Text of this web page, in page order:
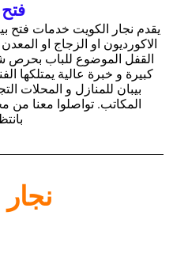
فتح
يقدم نجار الكويت خدمات فتح
الاكورديون او الزجاج او
القفل الموضوع للباب
كبيرة و خبرة عالية يمتلكها
بيبان للمنازل و المحلات
المكاتب. تواصلوا معنا